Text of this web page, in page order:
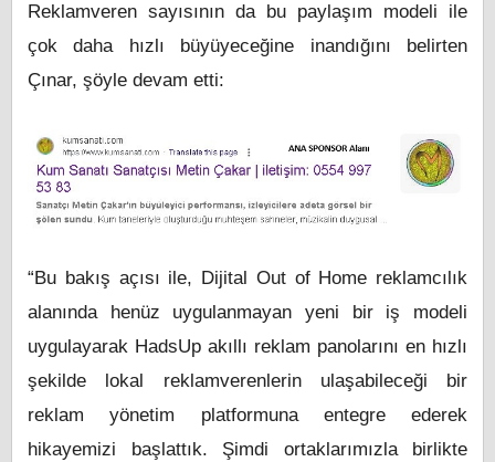
Reklamveren sayısının da bu paylaşım modeli ile
çok daha hızlı büyüyeceğine inandığını belirten
Çınar, şöyle devam etti:
“Bu bakış açısı ile, Dijital Out of Home reklamcılık
alanında henüz uygulanmayan yeni bir iş modeli
uygulayarak HadsUp akıllı reklam panolarını en hızlı
şekilde lokal reklamverenlerin ulaşabileceği bir
reklam yönetim platformuna entegre ederek
hikayemizi başlattık. Şimdi ortaklarımızla birlikte